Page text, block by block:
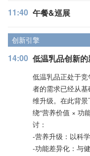
11:40 午餐&巡展
创新引擎
14:00 低温乳品创新
低温乳品正处于
者的需求已经从基
维升级。在此背
绕“营养价值 × 功
讨：
-营养升级：以科
-功能差异化：与